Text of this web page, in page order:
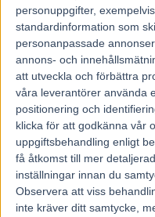
personuppgifter,
standardinformation som
personanpassade
annons- och
att utveckla och förbättra
våra leverantörer använda
positionering och
klicka för att godkänna vår
uppgiftsbehandling enligt
få åtkomst till mer
inställningar innan du
Observera att viss
inte kräver ditt samtycke,
Föregående artikel
Inför V75: Tre chanser för
Sjöström